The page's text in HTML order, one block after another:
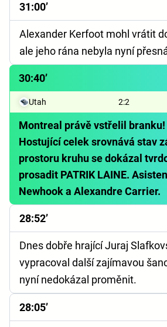
31:00’
Alexander Kerfoot mohl vrátit
ale jeho rána nebyla nyní
30:40’
Utah 2:2
Montreal právě vstřelil branku!
Hostující celek srovnává stav
prostoru kruhu se dokázal
prosadit PATRIK LAINE.
Newhook a Alexandre Carrier.
28:52’
Dnes dobře hrající Juraj
vypracoval další zajímavou
nyní nedokázal proměnit.
28:05’